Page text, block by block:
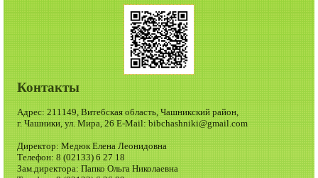
Контакты
Адрес: 211149, Витебская область, Чашникский район,
г. Чашники, ул. Мира, 26 E-Mail: bibchashniki@gmail.com
Директор: Медюк Елена Леонидовна
Телефон: 8 (02133) 6 27 18
Зам.директора: Папко Ольга Николаевна